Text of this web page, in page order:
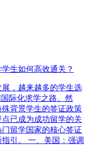
生如何高效通关？
，越来越多的学生选
国际化求学之路。然
背景学生的签证政策
已成为成功留学的关
留学国家的核心签证
引。 一、美国：强调